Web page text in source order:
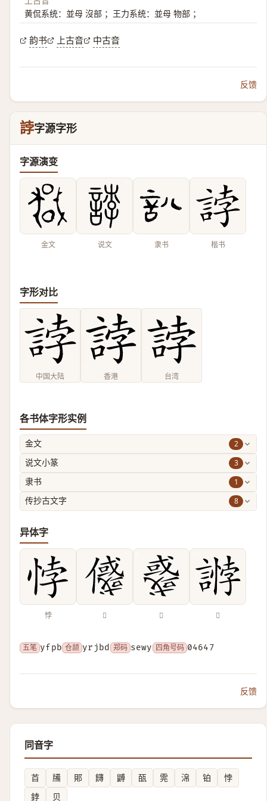
黄侃系统：並母 沒部 ；王力系统：並母 物部 ；
韵书 上古音 中古音
反馈
誖字源字形
字源演变
金文 说文 隶书 楷书
字形对比
中国大陆 香港 台湾
各书体字形实例
金文 2
说文小篆 3
隶书 1
传抄古文字 8
异体字
悖 𠐲 𢨋 𧪶
五笔 yfpb 仓颉 yrjbd 郑码 sewy 四角号码 04647
反馈
同音字
苩 㸢 郥 䭦 䶈 㼣 䨌 淿 铂
悖
鋍
贝